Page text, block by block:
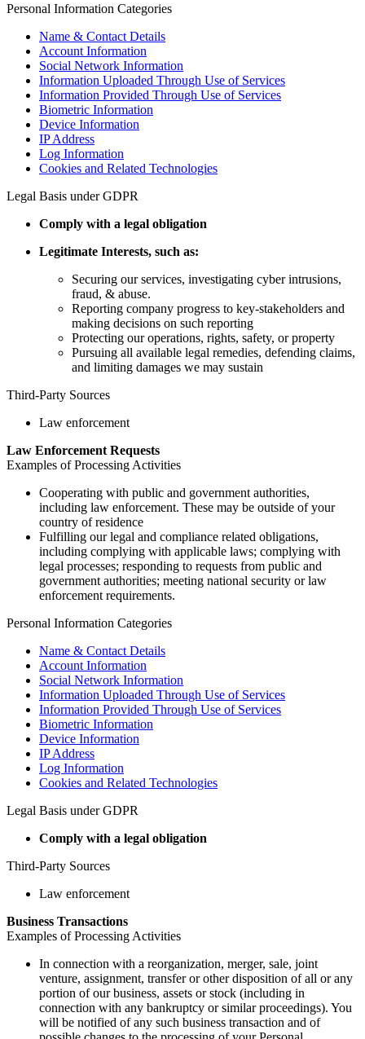
Personal Information Categories
Name & Contact Details
Account Information
Social Network Information
Information Uploaded Through Use of Services
Information Provided Through Use of Services
Biometric Information
Device Information
IP Address
Log Information
Cookies and Related Technologies
Legal Basis under GDPR
Comply with a legal obligation
Legitimate Interests, such as:
Securing our services, investigating cyber intrusions,
fraud, & abuse.
Reporting company progress to key-stakeholders and
making decisions on such reporting
Protecting our operations, rights, safety, or property
Pursuing all available legal remedies, defending claims,
and limiting damages we may sustain
Third-Party Sources
Law enforcement
Law Enforcement Requests
Examples of Processing Activities
Cooperating with public and government authorities,
including law enforcement. These may be outside of your
country of residence
Fulfilling our legal and compliance related obligations,
including complying with applicable laws; complying with
legal processes; responding to requests from public and
government authorities; meeting national security or law
enforcement requirements.
Personal Information Categories
Name & Contact Details
Account Information
Social Network Information
Information Uploaded Through Use of Services
Information Provided Through Use of Services
Biometric Information
Device Information
IP Address
Log Information
Cookies and Related Technologies
Legal Basis under GDPR
Comply with a legal obligation
Third-Party Sources
Law enforcement
Business Transactions
Examples of Processing Activities
In connection with a reorganization, merger, sale, joint
venture, assignment, transfer or other disposition of all or any
portion of our business, assets or stock (including in
connection with any bankruptcy or similar proceedings). You
will be notified of any such business transaction and of